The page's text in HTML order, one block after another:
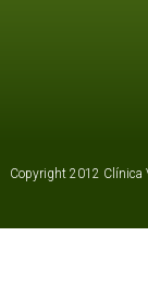
Copyright 2012 Clínica